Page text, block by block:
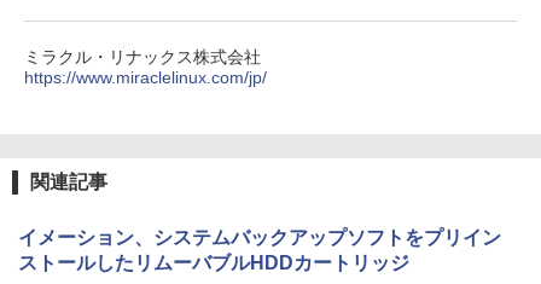
ミラクル・リナックス株式会社
https://www.miraclelinux.com/jp/
関連記事
イメーション、システムバックアップソフトをプリイン
ストールしたリムーバブルHDDカートリッジ